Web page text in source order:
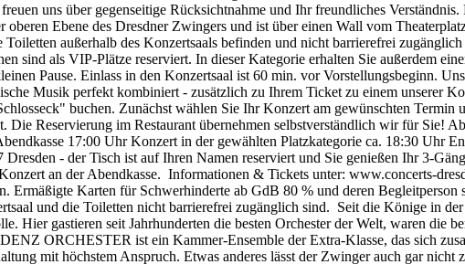
uns über gegenseitige Rücksichtnahme und Ihr freundliches
Ebene des Dresdner Zwingers und ist über einen Wall vom
außerhalb des Konzertsaals befinden und nicht barrierefrei
sind als VIP-Plätze reserviert. In dieser Kategorie erhalten Sie außerdem
Pause. Einlass in den Konzertsaal ist 60 min. vor Vorstellungsbeginn.
Musik perfekt kombiniert - zusätzlich zu Ihrem Ticket zu einem unserer
buchen. Zunächst wählen Sie Ihr Konzert am gewünschten
Reservierung im Restaurant übernehmen selbstverständlich wir für Sie!
17:00 Uhr Konzert in der gewählten Platzkategorie ca. 18:30 Uhr
- der Tisch ist auf Ihren Namen reserviert und Sie genießen Ihr 3-
an der Abendkasse. Informationen & Tickets unter: www.concerts-
Ermäßigte Karten für Schwerhinderte ab GdB 80 % und deren
und die Toiletten nicht barrierefrei zugänglich sind. Seit die Könige in
gastieren seit Jahrhunderten die besten Orchester der Welt, waren die
ORCHESTER ist ein Kammer-Ensemble der Extra-Klasse, das sich
mit höchstem Anspruch. Etwas anderes lässt der Zwinger auch gar